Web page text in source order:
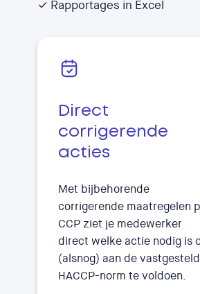
✓ Rapportages in Excel
Direct
corrigerende
acties
Met bijbehorende
corrigerende maatregelen
CCP ziet je medewerker
direct welke actie nodig is
(alsnog) aan de
HACCP-norm te voldoen.